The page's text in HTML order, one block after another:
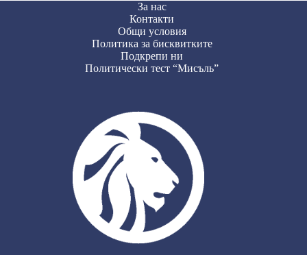
За нас
Контакти
Общи условия
Политика за бисквитките
Подкрепи ни
Политически тест “Мисъль”